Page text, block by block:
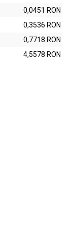
0,0451 RON
0,3536 RON
0,7718 RON
4,5578 RON